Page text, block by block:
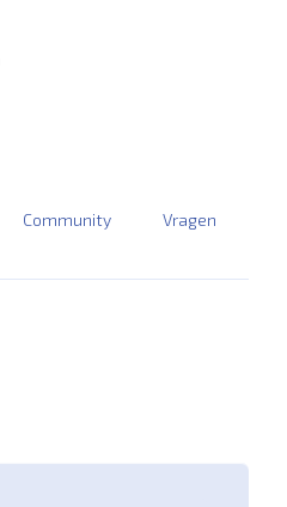
Community Vragen